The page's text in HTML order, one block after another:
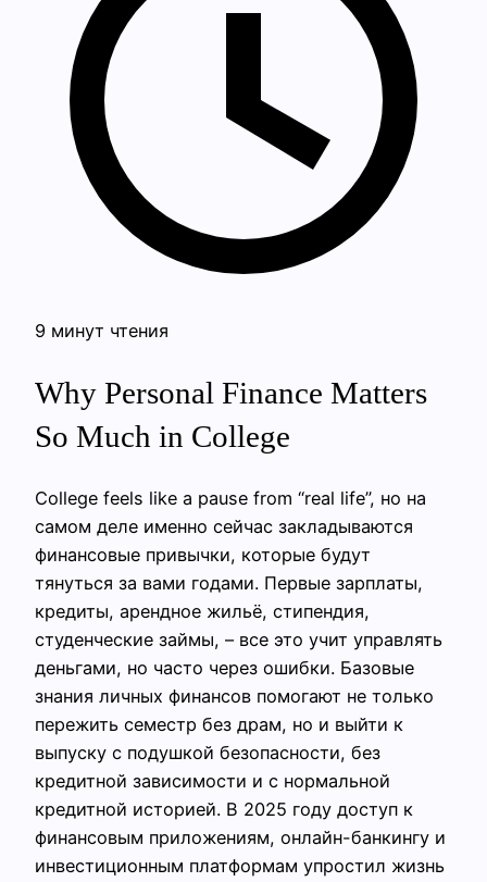
9 минут чтения
Why Personal Finance Matters
So Much in College
College feels like a pause from “real life”, но на
самом деле именно сейчас закладываются
финансовые привычки, которые будут
тянуться за вами годами. Первые зарплаты,
кредиты, арендное жильё, стипендия,
студенческие займы, – все это учит управлять
деньгами, но часто через ошибки. Базовые
знания личных финансов помогают не только
пережить семестр без драм, но и выйти к
выпуску с подушкой безопасности, без
кредитной зависимости и с нормальной
кредитной историей. В 2025 году доступ к
финансовым приложениям, онлайн-банкингу и
инвестиционным платформам упростил жизнь